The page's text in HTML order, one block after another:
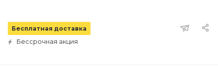
Бесплатная доставка
Бессрочная акция